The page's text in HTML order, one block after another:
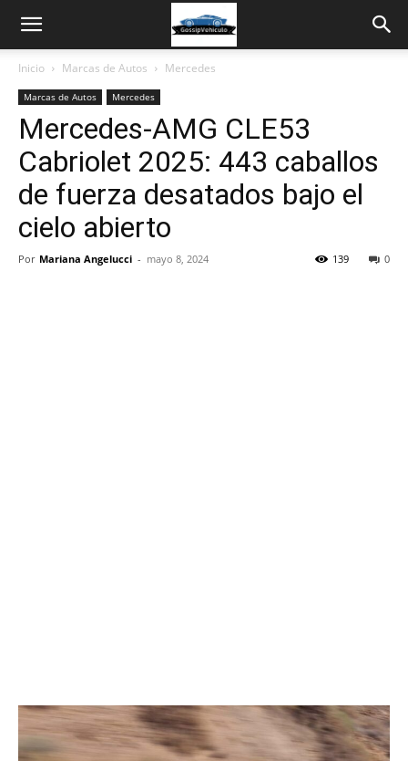
Inicio Marcas de Autos Mercedes
Marcas de Autos Mercedes
Mercedes-AMG CLE53
Cabriolet 2025: 443 caballos
de fuerza desatados bajo el
cielo abierto
Por Mariana Angelucci - mayo 8, 2024 0
139